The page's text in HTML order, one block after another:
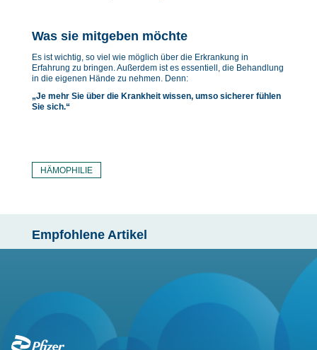
Was sie mitgeben möchte
Es ist wichtig, so viel wie möglich über die Erkrankung in
Erfahrung zu bringen. Außerdem ist es essentiell, die Behandlung
in die eigenen Hände zu nehmen. Denn:
„Je mehr Sie über die Krankheit wissen, umso sicherer fühlen
Sie sich.“
HÄMOPHILIE
Empfohlene Artikel